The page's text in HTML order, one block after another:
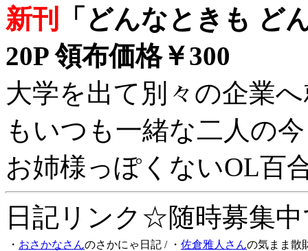
新刊
「どんなときも ど
20P 領布価格￥300
大学を出て別々の企業
もいつも一緒な二人の
お姉様っぽくないOL百
日記リンク☆随時募集
・ おさかなさんのさかにゃ日記 / ・ 佐倉雅人さんの気まま散